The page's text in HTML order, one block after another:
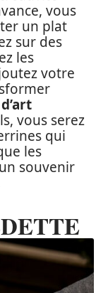
vous
un plat
sur des
les
votre
vous serez
qui
les
souvenir